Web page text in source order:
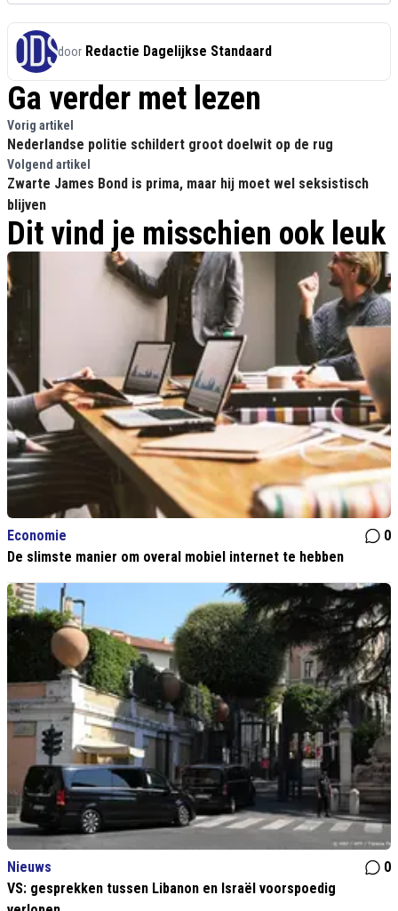
door Redactie Dagelijkse Standaard
Ga verder met lezen
Vorig artikel
Nederlandse politie schildert groot doelwit op de rug
Volgend artikel
Zwarte James Bond is prima, maar hij moet wel seksistisch
blijven
Dit vind je misschien ook leuk
Economie
0
De slimste manier om overal mobiel internet te hebben
Nieuws
0
VS: gesprekken tussen Libanon en Israël voorspoedig